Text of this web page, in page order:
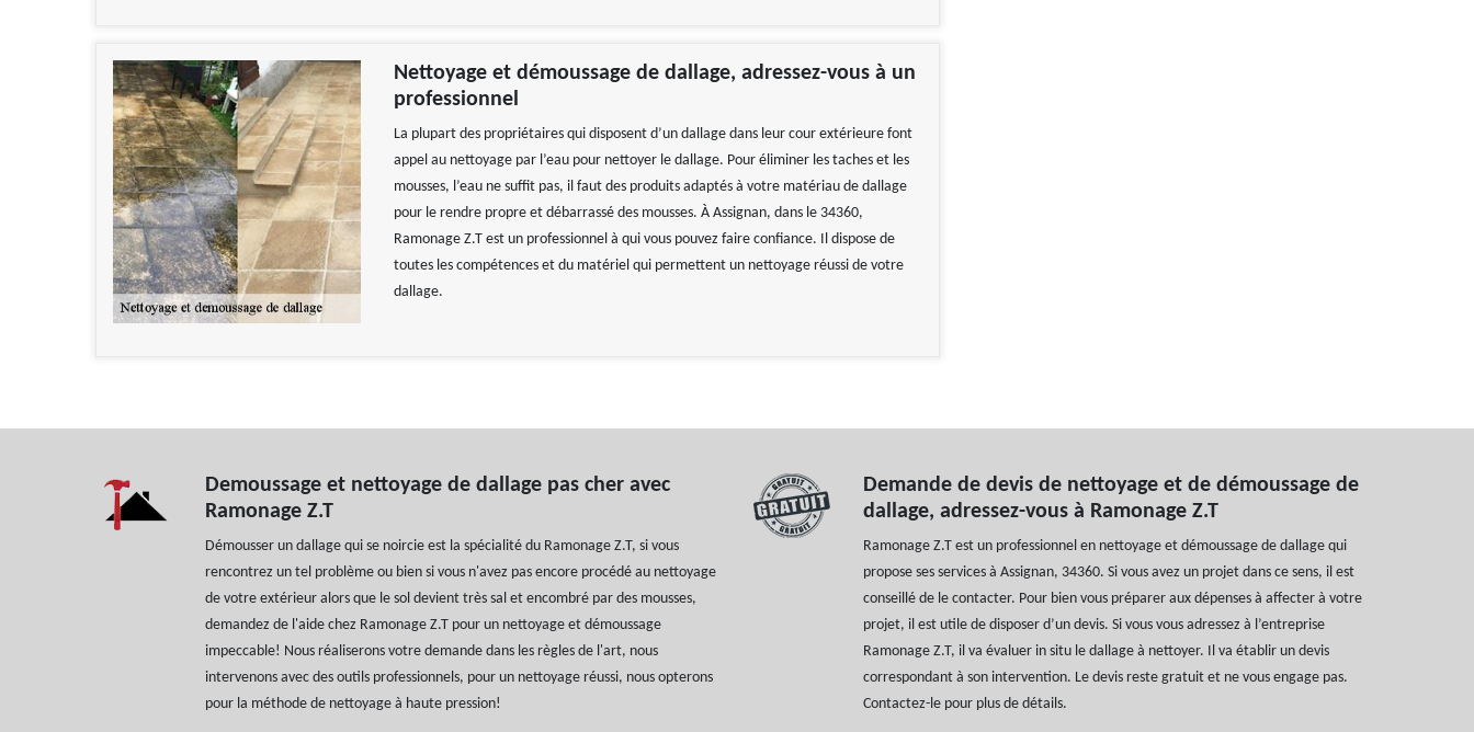
Nettoyage et démoussage de dallage, adressez-vous à un
professionnel
La plupart des propriétaires qui disposent d’un dallage dans leur cour extérieure font
appel au nettoyage par l’eau pour nettoyer le dallage. Pour éliminer les taches et les
mousses, l’eau ne suffit pas, il faut des produits adaptés à votre matériau de dallage
pour le rendre propre et débarrassé des mousses. À Assignan, dans le 34360,
Ramonage Z.T est un professionnel à qui vous pouvez faire confiance. Il dispose de
toutes les compétences et du matériel qui permettent un nettoyage réussi de votre
dallage.
Demoussage et nettoyage de dallage pas cher avec
Ramonage Z.T
Démousser un dallage qui se noircie est la spécialité du Ramonage Z.T, si vous
rencontrez un tel problème ou bien si vous n'avez pas encore procédé au nettoyage
de votre extérieur alors que le sol devient très sal et encombré par des mousses,
demandez de l'aide chez Ramonage Z.T pour un nettoyage et démoussage
impeccable! Nous réaliserons votre demande dans les règles de l'art, nous
intervenons avec des outils professionnels, pour un nettoyage réussi, nous opterons
pour la méthode de nettoyage à haute pression!
Demande de devis de nettoyage et de démoussage de
dallage, adressez-vous à Ramonage Z.T
Ramonage Z.T est un professionnel en nettoyage et démoussage de dallage qui
propose ses services à Assignan, 34360. Si vous avez un projet dans ce sens, il est
conseillé de le contacter. Pour bien vous préparer aux dépenses à affecter à votre
projet, il est utile de disposer d’un devis. Si vous vous adressez à l’entreprise
Ramonage Z.T, il va évaluer in situ le dallage à nettoyer. Il va établir un devis
correspondant à son intervention. Le devis reste gratuit et ne vous engage pas.
Contactez-le pour plus de détails.